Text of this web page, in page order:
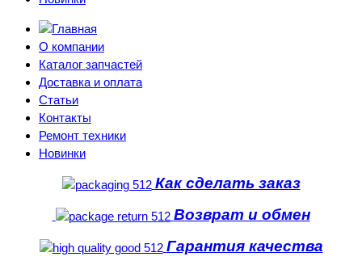
О компании
Каталог запчастей
Доставка и оплата
Статьи
Контакты
Ремонт техники
Новинки
Как сделать заказ
Возврат и обмен
Гарантия качества